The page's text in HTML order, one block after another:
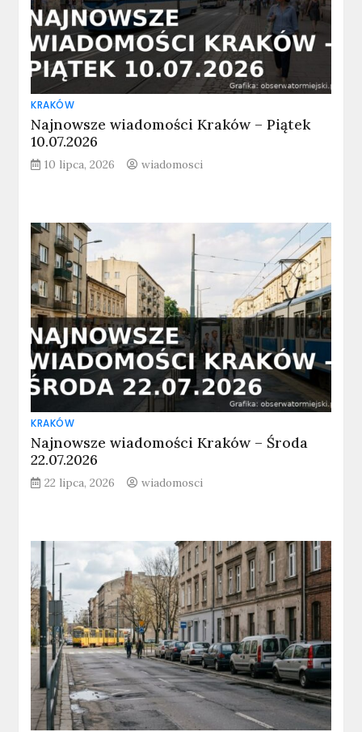
KRAKÓW
Najnowsze wiadomości Kraków – Piątek
10.07.2026
10 lipca, 2026 wiadomosci
KRAKÓW
Najnowsze wiadomości Kraków – Środa
22.07.2026
22 lipca, 2026 wiadomosci